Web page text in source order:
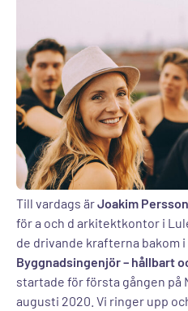
Till vardags ärJoakim Persson
för a och d arkitektkontor i
de drivande krafterna bakom
Byggnadsingenjör – hållbart
startade för första gången på
augusti 2020. Vi ringer upp